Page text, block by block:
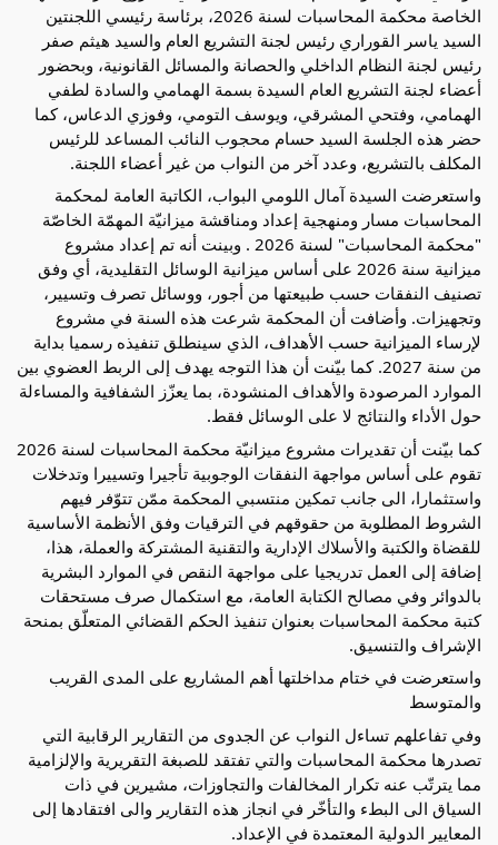
الخاصة محكمة المحاسبات لسنة 2026، برئاسة رئيسي اللجنتين
السيد ياسر القوراري رئيس لجنة التشريع العام والسيد هيثم صفر
رئيس لجنة النظام الداخلي والحصانة والمسائل القانونية، وبحضور
أعضاء لجنة التشريع العام السيدة بسمة الهمامي والسادة لطفي
الهمامي، وفتحي المشرقي، ويوسف التومي، وفوزي الدعاس، كما
حضر هذه الجلسة السيد حسام محجوب النائب المساعد للرئيس
المكلف بالتشريع، وعدد آخر من النواب من غير أعضاء اللجنة.
واستعرضت السيدة آمال اللومي البواب، الكاتبة العامة لمحكمة
المحاسبات مسار ومنهجية إعداد ومناقشة ميزانيّة المهمّة الخاصّة
"محكمة المحاسبات" لسنة 2026 . وبينت أنه تم إعداد مشروع
ميزانية سنة 2026 على أساس ميزانية الوسائل التقليدية، أي وفق
تصنيف النفقات حسب طبيعتها من أجور، ووسائل تصرف وتسيير،
وتجهيزات. وأضافت أن المحكمة شرعت هذه السنة في مشروع
لإرساء الميزانية حسب الأهداف، الذي سينطلق تنفيذه رسميا بداية
من سنة 2027. كما بيّنت أن هذا التوجه يهدف إلى الربط العضوي بين
الموارد المرصودة والأهداف المنشودة، بما يعزّز الشفافية والمساءلة
حول الأداء والنتائج لا على الوسائل فقط.
كما بيّنت أن تقديرات مشروع ميزانيّة محكمة المحاسبات لسنة 2026
تقوم على أساس مواجهة النفقات الوجوبية تأجيرا وتسييرا وتدخلات
واستثمارا، الى جانب تمكين منتسبي المحكمة ممّن تتوّفر فيهم
الشروط المطلوبة من حقوقهم في الترقيات وفق الأنظمة الأساسية
للقضاة والكتبة والأسلاك الإدارية والتقنية المشتركة والعملة، هذا،
إضافة إلى العمل تدريجيا على مواجهة النقص في الموارد البشرية
بالدوائر وفي مصالح الكتابة العامة، مع استكمال صرف مستحقات
كتبة محكمة المحاسبات بعنوان تنفيذ الحكم القضائي المتعلّق بمنحة
الإشراف والتنسيق.
واستعرضت في ختام مداخلتها أهم المشاريع على المدى القريب
والمتوسط
وفي تفاعلهم تساءل النواب عن الجدوى من التقارير الرقابية التي
تصدرها محكمة المحاسبات والتي تفتقد للصبغة التقريرية والإلزامية
مما يترتّب عنه تكرار المخالفات والتجاوزات، مشيرين في ذات
السياق الى البطء والتأخّر في انجاز هذه التقارير والى افتقادها إلى
المعايير الدولية المعتمدة في الإعداد.